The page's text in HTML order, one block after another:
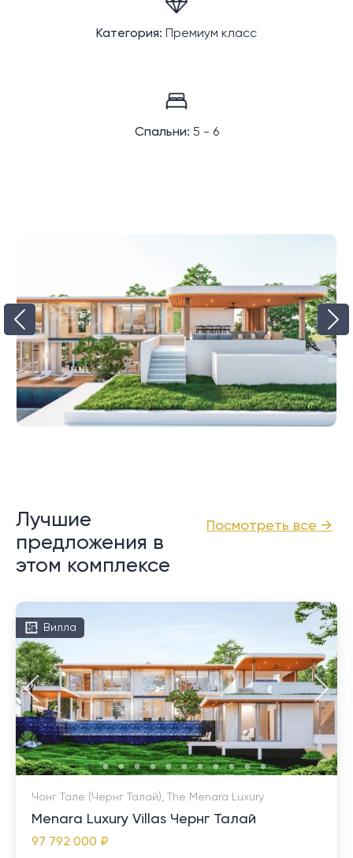
Категория: Премиум класс
Спальни: 5 - 6
Посмотреть все →
Лучшие
предложения в
этом комплексе
Вилла
Чонг Тале (Чернг Талай), The Menara Luxury
Menara Luxury Villas Чернг Талай
97 792 000 ₽